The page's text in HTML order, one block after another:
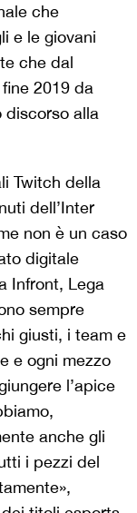
che
e le giovani
che dal
2019 da
discorso alla
Twitch della
dell’Inter
non è un caso
digitale
Infront, Lega
sempre
giusti, i team e
e ogni mezzo
l’apice
anche gli
i pezzi del